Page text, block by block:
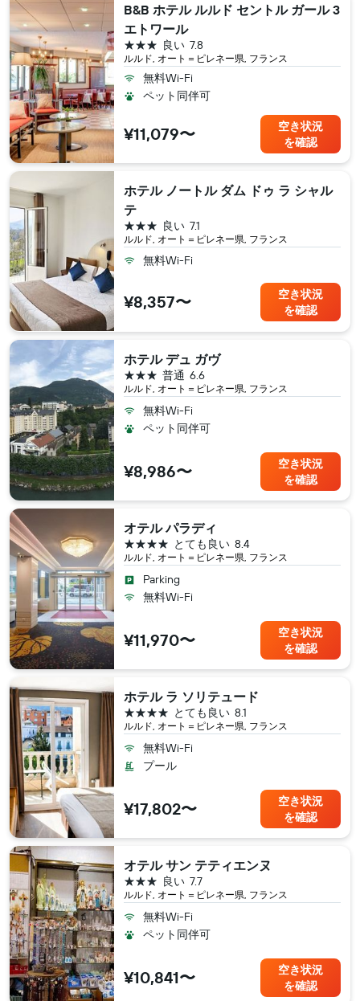
B&B ホテル ルルド セントル ガール 3
エトワール
ルルド, オート＝ピレネー県, フランス
7.8
良い
3つ星
無料Wi-Fi
ペット同伴可
¥11,079〜
空き状況
を確認
ホテル ノートル ダム ドゥ ラ シャル
テ
ルルド, オート＝ピレネー県, フランス
7.1
良い
3つ星
無料Wi-Fi
¥8,357〜
空き状況
を確認
ホテル デュ ガヴ
ルルド, オート＝ピレネー県, フランス
6.6
普通
3つ星
無料Wi-Fi
ペット同伴可
¥8,986〜
空き状況
を確認
オテル パラディ
ルルド, オート＝ピレネー県, フランス
8.4
とても良い
4つ星
Parking
無料Wi-Fi
¥11,970〜
空き状況
を確認
ホテル ラ ソリテュード
ルルド, オート＝ピレネー県, フランス
8.1
とても良い
4つ星
無料Wi-Fi
プール
¥17,802〜
空き状況
を確認
オテル サン テティエンヌ
ルルド, オート＝ピレネー県, フランス
7.7
良い
3つ星
無料Wi-Fi
ペット同伴可
¥10,841〜
空き状況
を確認